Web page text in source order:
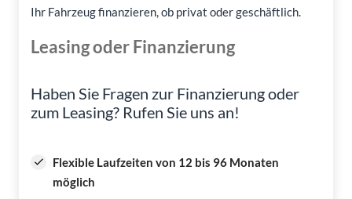
Ihr Fahrzeug finanzieren, ob privat oder geschäftlich.
Leasing oder Finanzierung
Haben Sie Fragen zur Finanzierung oder
zum Leasing? Rufen Sie uns an!
Flexible Laufzeiten von 12 bis 96 Monaten
möglich